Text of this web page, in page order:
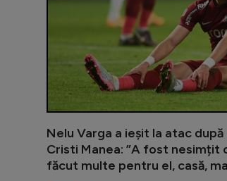
Nelu Varga a ieșit la atac
Cristi Manea: ”A fost nesimțit
făcut multe pentru el, casă,